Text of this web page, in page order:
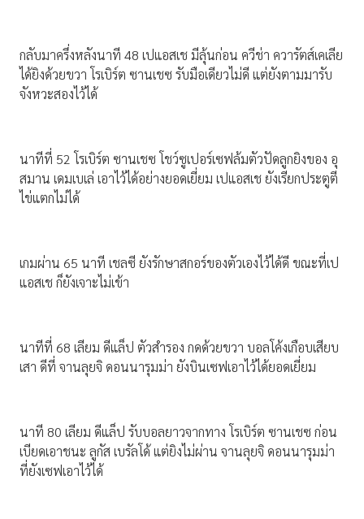
กลับมาครึ่งหลังนาที 48 เปแอสเช มีลุ้นก่อน ควีช่า ควารัตส์เคเลีย
ได้ยิงด้วยขวา โรเบิร์ต ซานเชซ รับมือเดียวไม่ดี แต่ยังตามมารับ
จังหวะสองไว้ได้
นาทีที่ 52 โรเบิร์ต ซานเชซ โชว์ซูเปอร์เซฟล้มตัวปัดลูกยิงของ อุ
สมาน เดมเบเล่ เอาไว้ได้อย่างยอดเยี่ยม เปแอสเช ยังเรียกประตูตี
ไข่แตกไม่ได้
เกมผ่าน 65 นาที เชลซี ยังรักษาสกอร์ของตัวเองไว้ได้ดี ขณะที่เป
แอสเช ก็ยังเจาะไม่เข้า
นาทีที่ 68 เลียม ดีแล็ป ตัวสำรอง กดด้วยขวา บอลโค้งเกือบเสียบ
เสา ดีที่ จานลุยจิ ดอนนารุมม่า ยังบินเซฟเอาไว้ได้ยอดเยี่ยม
นาที 80 เลียม ดีแล็ป รับบอลยาวจากทาง โรเบิร์ต ซานเชซ ก่อน
เบียดเอาชนะ ลูกัส เบรัลโด้ แต่ยิงไม่ผ่าน จานลุยจิ ดอนนารุมม่า
ที่ยังเซฟเอาไว้ได้